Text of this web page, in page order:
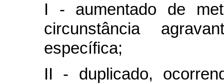
I - aumentado de
circunstância
específica;
II - duplicado,